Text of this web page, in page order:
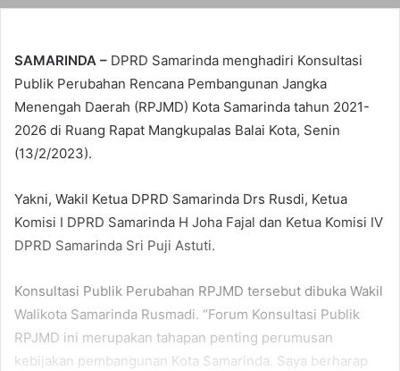
SAMARINDA – DPRD Samarinda menghadiri Konsultasi
Publik Perubahan Rencana Pembangunan Jangka
Menengah Daerah (RPJMD) Kota Samarinda tahun 2021-
2026 di Ruang Rapat Mangkupalas Balai Kota, Senin
(13/2/2023).
Yakni, Wakil Ketua DPRD Samarinda Drs Rusdi, Ketua
Komisi I DPRD Samarinda H Joha Fajal dan Ketua Komisi IV
DPRD Samarinda Sri Puji Astuti.
Konsultasi Publik Perubahan RPJMD tersebut dibuka Wakil
Walikota Samarinda Rusmadi. “Forum Konsultasi Publik
RPJMD ini merupakan tahapan penting perumusan
kebijakan pembangunan Kota Samarinda. Saya berharap